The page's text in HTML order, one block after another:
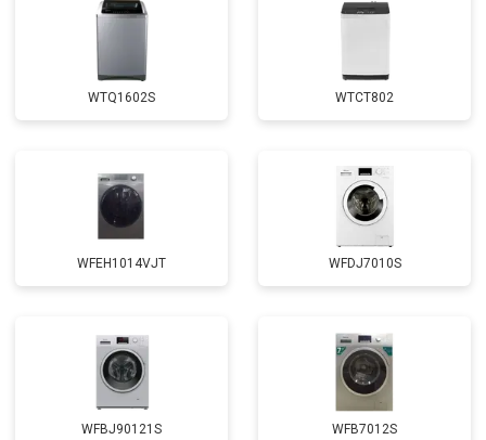
Корпусный ремонт (замена резинок,
Замена крестовины от 2750 ₽
Замена подшипников от 2800 ₽ Заказать
Замена мотора от 3800 ₽ Заказать
от 2200 ₽ Заказать
Замена ТЭН от 2300 ₽ Заказать
Замена блока управления от 3600 ₽ Заказать
WTQ1602S WTCT802
WFEH1014VJT WFDJ7010S
WFBJ90121S WFB7012S